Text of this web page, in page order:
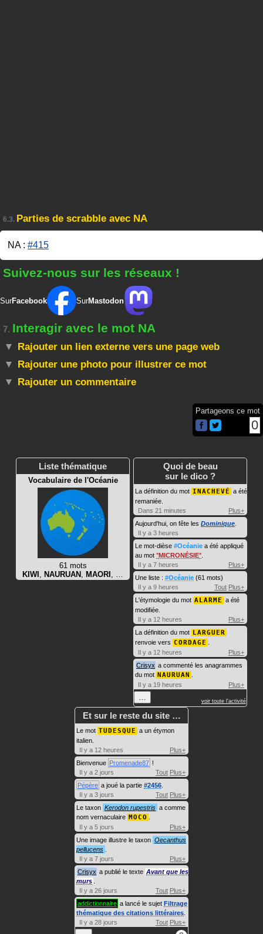
6.3. Parties de scrabble avec NA
NA : #415
Suivez-nous sur les réseaux !
SurFacebook SurMastodon
7. Interagir avec le mot NA
Rajouter un lien externe vers une page web
Rajouter une photo pour illustrer ce mot
Rajouter un commentaire
Partageons ce mot
0
Liste thématique
Vocabulaire de l'Océanie
61 mots
KIWI , NAURUAN , MAORI , …
Quoi de beau
sur le dico ?
La définition du mot INACHEVÉ a été
remaniée.
Dans 21 minutes
Plus+
Aujourd'hui, on fête les Dominique
Il y a 3 heures
Le mot-dièse #Océanie a été appliqué
au mot MICRONÉSIE
Il y a 7 heures
Plus+
Une liste : #Océanie (61 mots)
Il y a 9 heures
Tout Plus+
L'étymologie du mot ALARME a été
modifiée.
Il y a 12 heures
Plus+
La définition du mot LARGUER
renvoie vers CORDAGE
Il y a 12 heures
Plus+
Crisyx a commenté les anagrammes
du mot NAURUAN
Il y a 19 heures
Plus+
… voir toute l'activité
Et sur le reste du site …
Le mot TUDESQUE a un étymon
italien.
Il y a 12 heures
Plus+
Bienvenue Promenade87 !
Il y a 2 jours
Tout Plus+
Pépère a joué la partie #2456
Il y a 3 jours
Tout Plus+
Le taxon Kerodon rupestris a comme
nom vernaculaire MOCO
Il y a 5 jours
Plus+
Une image illustre le taxon Oecanthus
pellucens
Il y a 7 jours
Plus+
Crisyx a publié le texte Avant que les
murs
Il y a 26 jours
Tout Plus+
addictionnaire a lancé le sujet Filtrage
thématique des citations littéraires
Il y a 28 jours
Tout Plus+